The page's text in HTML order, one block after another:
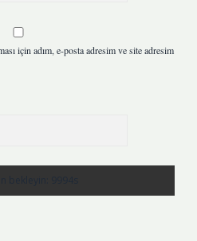
için adım, e-posta adresim ve site adresim